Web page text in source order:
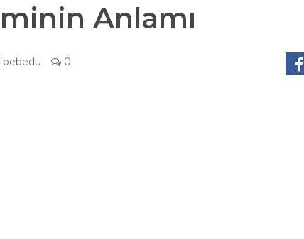
Anlamı
bebedu 0